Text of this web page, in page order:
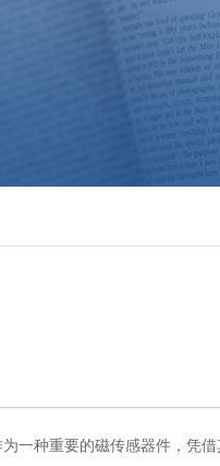
一种重要的磁传感器件，凭